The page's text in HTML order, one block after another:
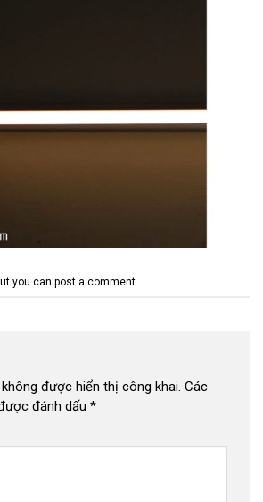
you can post a comment.
được hiển thị công khai. Các
đánh dấu *